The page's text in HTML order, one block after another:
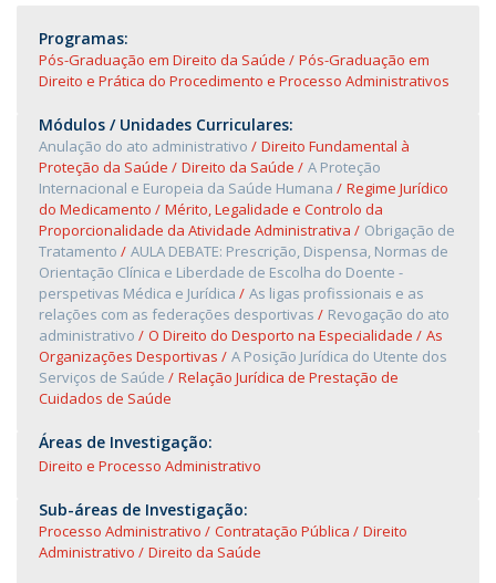
Programas:
Pós-Graduação em Direito da Saúde
Pós-Graduação em
Direito e Prática do Procedimento e Processo Administrativos
Módulos / Unidades Curriculares:
Anulação do ato administrativo
Direito Fundamental à
Proteção da Saúde
Direito da Saúde
A Proteção
Internacional e Europeia da Saúde Humana
Regime Jurídico
do Medicamento
Mérito, Legalidade e Controlo da
Proporcionalidade da Atividade Administrativa
Obrigação de
Tratamento
AULA DEBATE: Prescrição, Dispensa, Normas de
Orientação Clínica e Liberdade de Escolha do Doente -
perspetivas Médica e Jurídica
As ligas profissionais e as
relações com as federações desportivas
Revogação do ato
administrativo
O Direito do Desporto na Especialidade
As
Organizações Desportivas
A Posição Jurídica do Utente dos
Serviços de Saúde
Relação Jurídica de Prestação de
Cuidados de Saúde
Áreas de Investigação:
Direito e Processo Administrativo
Sub-áreas de Investigação:
Processo Administrativo Contratação Pública
Direito
Administrativo
Direito da Saúde